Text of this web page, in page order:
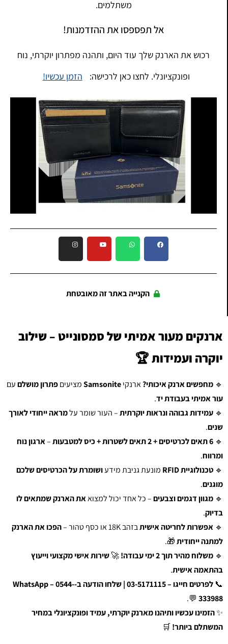
משתלמים.
אל תפספסו את ההזדמנות!
רכוש את הארנק שלך עוד היום, ותהנה מפתרון יוקרתי, נוח
ופונקציונלי. לחצו כאן לרכישה:
הזמן עכשיו!
הקנייה באתר זה מאובטחת
ארנקים מעור אמיתי של סמסונייט – שילוב
יוקרה ועמידות🏆
🔹 מחפשים ארנק איכותי?ארנקיSamsoniteמציעיםפתרון מושלםעם
עור אמיתי בעבודת יד.
🔹 עמידות גבוהה ונראות יוקרתית– העור שומר עלמראה ייחודי לאורך
שנים.
🔹 6 תאים לכרטיסים + 2 תאים לשטרות + כיס למטבעות –ארגון נוח
ומרווח.
🔹 טכנולוגיית RFID מונעת גניבת מידעושומרת על הכרטיסים שלכם
מוגנים.
🔹 מגוון דגמים וצבעים– כל אחד יכול למצואאת הארנק שמתאים לו
בדיוק.
🔹 אפשרות לחריטה אישיתבזהב 18K או כסף טהור –
הפכו את הארנק
למתנה ייחודית🎁.
🔹 משלוח מהיר תוך 2 ימי עבודה! 🚀שירות אישי מקצועי וייעוץ
בהתאמה אישית.
📞
לפרטים חייגו – 03-5171115 | שלחו הודעה ב-WhatsApp – 0544-
333988
💬.
✨הזמינו עכשיו ותיהנו מארנק יוקרתי, עמיד ופונקציונלי במחיר
המשתלם ביותר!🛒